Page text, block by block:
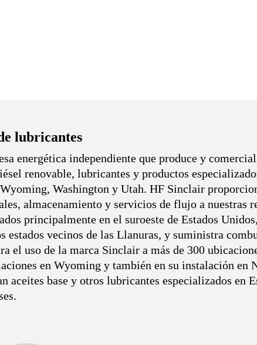
lubricantes
energética independiente que produce y
renovable, lubricantes y productos
Washington y Utah. HF Sinclair
almacenamiento y servicios de flujo a nuestras
principalmente en el suroeste de Estados
estados vecinos de las Llanuras, y suministra
el uso de la marca Sinclair a más de 300
en Wyoming y también en su instalación en
base y otros lubricantes especializados en